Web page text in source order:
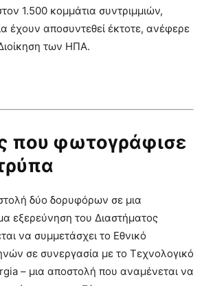
1.500 κομμάτια συντριμμιών,
έχουν αποσυντεθεί έκτοτε, ανέφερε
των ΗΠΑ.
που φωτογράφισε
δύο δορυφόρων σε μια
εξερεύνηση του Διαστήματος
να συμμετάσχει το Εθνικό
σε συνεργασία με το Τεχνολογικό
– μια αποστολή που αναμένεται να